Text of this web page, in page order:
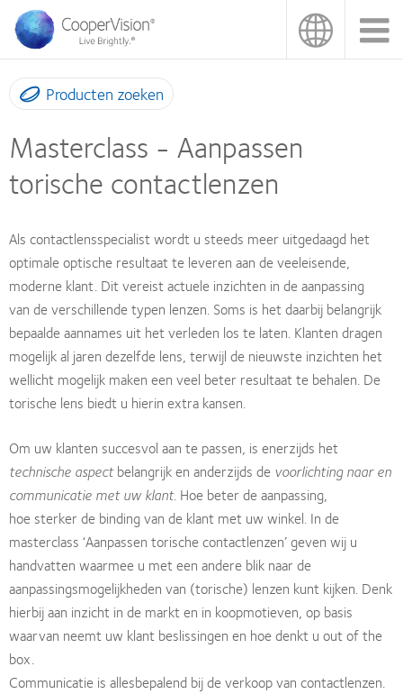
Overslaan
naar
de
inhoud
gaan
Producten zoeken
Masterclass - Aanpassen
torische contactlenzen
Als contactlensspecialist wordt u steeds meer uitgedaagd het
optimale optische resultaat te leveren aan de veeleisende,
moderne klant. Dit vereist actuele inzichten in de aanpassing
van de verschillende typen lenzen. Soms is het daarbij belangrijk
bepaalde aannames uit het verleden los te laten. Klanten dragen
mogelijk al jaren dezelfde lens, terwijl de nieuwste inzichten het
wellicht mogelijk maken een veel beter resultaat te behalen. De
torische lens biedt u hierin extra kansen.
Om uw klanten succesvol aan te passen, is enerzijds het
technische aspectbelangrijk en anderzijds de voorlichting naar en
communicatie met uw klant. Hoe beter de aanpassing,
hoe sterker de binding van de klant met uw winkel. In de
masterclass ‘Aanpassen torische contactlenzen’ geven wij u
handvatten waarmee u met een andere blik naar de
aanpassingsmogelijkheden van (torische) lenzen kunt kijken. Denk
hierbij aan inzicht in de markt en in koopmotieven, op basis
waarvan neemt uw klant beslissingen en hoe denkt u out of the
box.
Communicatie is allesbepalend bij de verkoop van contactlenzen.